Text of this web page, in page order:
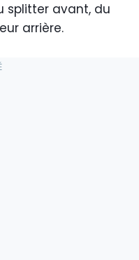
splitter avant, du
arrière.